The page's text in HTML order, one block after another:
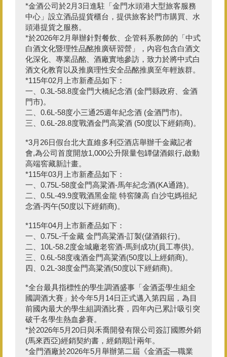
*金酒公司於2月3日進駐「金門水頭港大型旅客服務
中心」設立酒品提貨櫃台，提供旅客於門市購買、水
頭港提貨之服務。
*於2026年2月舉辦針對餐飲、企管科系教師的「中式
白酒文化暨理性品酩推廣研習營」，內容包含白酒文
化深化、專業品酩、酒廠實地參訪，致力於將中式白
酒文化教育以及推廣理性安全品酩推廣至年輕族群。
*115年02月上市新產品如下：
一、0.3L-58.8度金門大橋紀念酒 (金門縣政府、金酒
門市)。
二、0.6L-58度小三通25週年紀念酒 (金酒門市)。
三、0.6L-28.8度戰酒金門高粱酒 (50度以下經銷商)。
*3月26日假台北大直維多利亞酒店舉辦千金藏記者
會,為公司首度開放1,000公升限量包罈儲酒銀行,啟動
高端窖藏新計畫。
*115年03月上市新產品如下：
一、0.75L-58度金門高粱酒-馬年紀念酒(KA通路)。
二、0.5L-49.9度戰酒黑金龍 特窖陳高 白沙屯媽祖紀
念酒-丙午(50度以下經銷商)。
*115年04月上市新產品如下：
一、0.75L-千金藏 金門高粱酒-訂製(儲酒銀行)。
二、10L-58.2度金城廠老窖酒-馬到成功(員工專供)。
三、0.6L-58度魂酒金門高粱酒(50度以上經銷商)。
四、0.2L-38度金門高粱酒(50度以下經銷商)。
*全台最具指標性的學生調酒盛事「金酒盃學生組全
國調酒大賽」於今年5月14日正式邁入第四屆，為目
前國內最大的學生組調酒比賽，四年內已累計吸引突
破千名學生熱血參賽。
*於2026年5月20日與禾喬開發有限公司簽訂國際外銷
(馬來西亞)經銷契約書，經銷期計兩年。
*金門酒廠於2026年5月舉辦第二屆《金酒盃—職業